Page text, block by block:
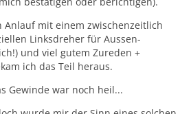
Anlauf mit einem zwischenzeitlich
Linksdreher für Aussen-
und viel gutem Zureden +
ich das Teil heraus.
Gewinde war noch heil...